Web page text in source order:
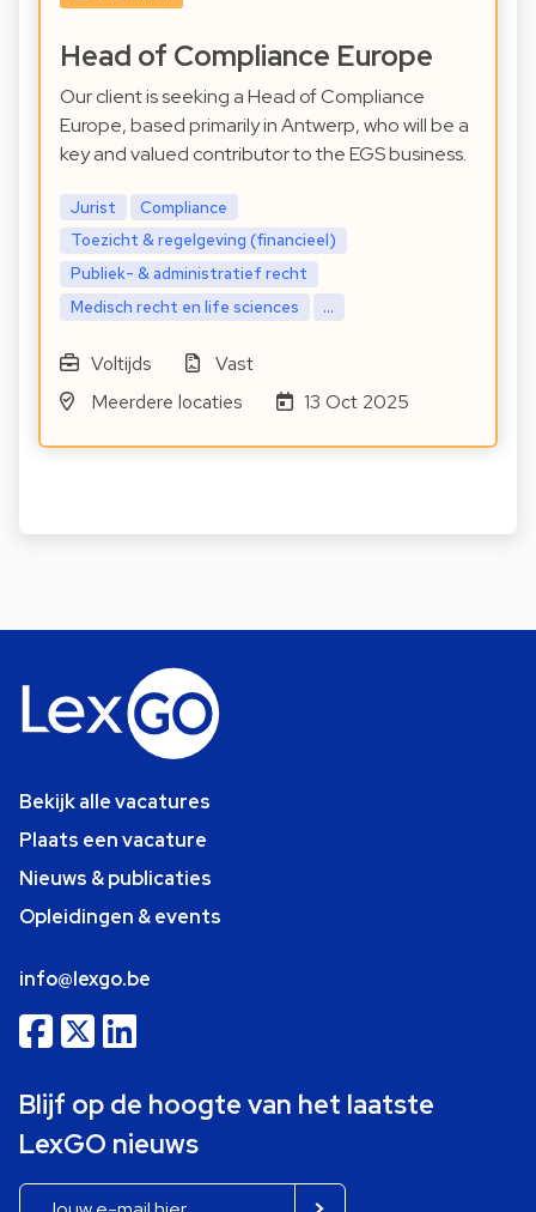
Head of Compliance Europe
Our client is seeking a Head of Compliance
Europe, based primarily in Antwerp, who will be a
key and valued contributor to the EGS business.
Jurist
Compliance
Toezicht & regelgeving (financieel)
Publiek- & administratief recht
Medisch recht en life sciences
...
Voltijds
Vast
Meerdere locaties
13 Oct 2025
Bekijk alle vacatures
Plaats een vacature
Nieuws & publicaties
Opleidingen & events
info@lexgo.be
Blijf op de hoogte van het laatste
LexGO nieuws